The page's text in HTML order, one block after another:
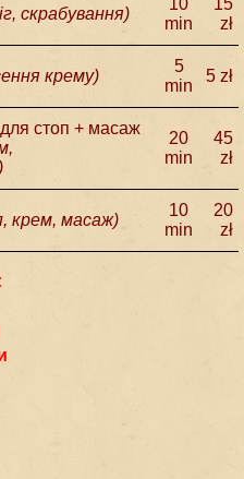
скрабування)
10
min
15
zł
крему)
5
min
5 zł
стоп + масаж
20
min
45
zł
крем, масаж)
10
min
20
zł